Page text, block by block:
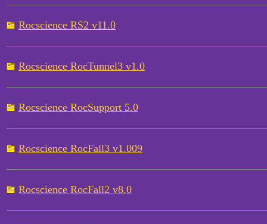
Rocscience RS2 v11.0
Rocscience RocTunnel3 v1.0
Rocscience RocSupport 5.0
Rocscience RocFall3 v1.009
Rocscience RocFall2 v8.0